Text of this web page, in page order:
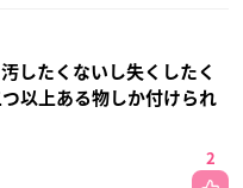
したくないし失くしたく
以上ある物しか付けられ
2